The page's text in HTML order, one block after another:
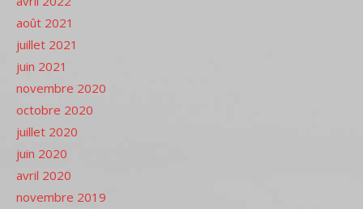
août 2021
juillet 2021
juin 2021
novembre 2020
octobre 2020
juillet 2020
juin 2020
avril 2020
novembre 2019